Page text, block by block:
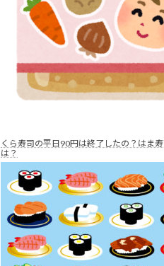
くら寿司の平日90円は終了したの？はま
は？